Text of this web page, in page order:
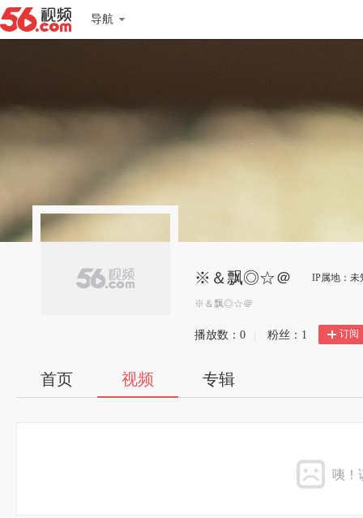
导航
※＆飘◎☆＠ IP属地：未
※＆飘◎☆＠
播放数： 0 粉丝： 1 订阅
首页 视频 专辑
咦！